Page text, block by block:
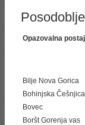
Opazovalna
Bilje Nova Gorica
Bohinjska Češnjica
Bovec
Boršt Gorenja vas